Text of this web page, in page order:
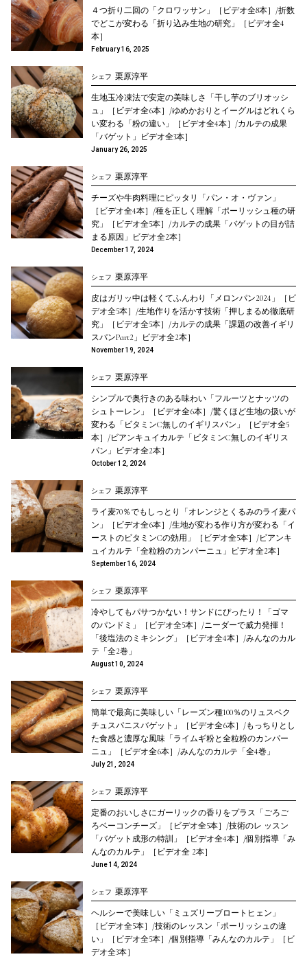
４つ折り二回の「クロワッサン」［ビデオ全8本］/折数
でどこが変わる「折り込み生地の研究」［ビデオ全4
本］
February 16, 2025
シェフ 栗原淳平
生地玉冷凍法で安定の美味しさ「干し芋のブリオッシ
ュ」［ビデオ全6本］/ゆめかおりとイーグルはどれくら
い変わる「粉の違い」［ビデオ全4本］/カルテの成果
「バゲット」ビデオ全3本］
January 26, 2025
シェフ 栗原淳平
チーズや牛肉料理にピッタリ「パン・オ・ヴァン」
［ビデオ全4本］/種を正しく理解「ポーリッシュ種の研
究」［ビデオ全5本］/カルテの成果「バゲットの目が詰
まる原因」ビデオ全2本］
December 17, 2024
シェフ 栗原淳平
皮はガリッ中は軽くてふんわり「メロンパン2024」［ビ
デオ全5本］/生地作りを活かす技術「押しまるめ徹底研
究」［ビデオ全5本］/カルテの成果「課題の改善イギリ
スパンPart2」ビデオ全2本］
November 19, 2024
シェフ 栗原淳平
シンプルで奥行きのある味わい「フルーツとナッツの
シュトーレン」［ビデオ全6本］/驚くほど生地の扱いが
変わる「ビタミンC無しのイギリスパン」［ビデオ全5
本］/ビアンキュイカルテ「ビタミンC無しのイギリス
パン」ビデオ全2本］
October 12, 2024
シェフ 栗原淳平
ライ麦70％でもしっとり「オレンジとくるみのライ麦パ
ン」［ビデオ全6本］/生地が変わる作り方が変わる「イ
ーストのビタミンCの効用」［ビデオ全5本］/ビアンキ
ュイカルテ「全粒粉のカンパーニュ」ビデオ全2本］
September 16, 2024
シェフ 栗原淳平
冷やしてもパサつかない！サンドにぴったり！「ゴマ
のパンドミ」［ビデオ全5本］/ニーダーで威力発揮！
「後塩法のミキシング」［ビデオ全4本］/みんなのカル
テ「全2巻」
August 10, 2024
シェフ 栗原淳平
簡単で最高に美味しい「レーズン種100％のリュスペク
チュスパニスバゲット」［ビデオ全6本］/もっちりとし
た食感と濃厚な風味「ライムギ粉と全粒粉のカンパー
ニュ」［ビデオ全6本］/みんなのカルテ「全4巻」
July 21, 2024
シェフ 栗原淳平
定番のおいしさにガーリックの香りをプラス「ごろご
ろベーコンチーズ」［ビデオ全5本］/技術のレ ッスン
「バゲット成形の特訓」［ビデオ全4本］/個別指導「み
んなのカルテ」［ビデオ全 2本］
June 14, 2024
シェフ 栗原淳平
ヘルシーで美味しい「ミュズリーブロートヒェン」
［ビデオ全5本］/技術のレッスン「ポーリッシュの違
い」［ビデオ全5本］/個別指導「みんなのカルテ」［ビ
デオ全3本］
✖
ご視聴について
月額コース
公開されている講座を全て視聴いただけます。幅広くパ
ン作りを学びたい方におすすめです。